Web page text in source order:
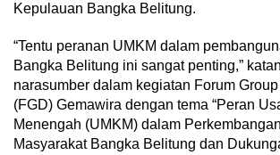
Kepulauan Bangka Belitung.
“Tentu peranan UMKM dalam
Bangka Belitung ini sangat penting,”
narasumber dalam kegiatan Forum
(FGD) Gemawira dengan tema “Peran
Menengah (UMKM) dalam
Masyarakat Bangka Belitung dan